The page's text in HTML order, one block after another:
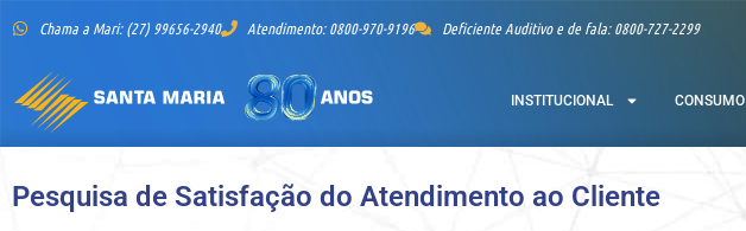
Chama a Mari: (27) 99656-2940 Atendimento: 0800-970-9196 Deficiente Auditivo e de fala: 0800-727-2299
INSTITUCIONAL CONSUMO
Pesquisa de Satisfação do Atendimento ao Cliente